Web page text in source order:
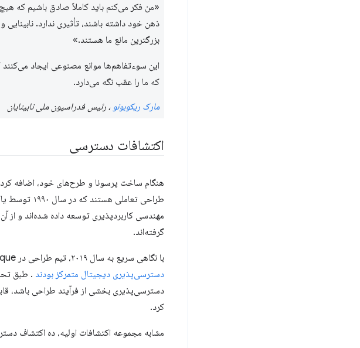
«من فکر می‌کنم باید کاملاً صادق باشیم که
ذهن خود داشته باشند، تأثیری ندارد.
بزرگترین مانع ما هستند.»
این سوءتفاهم‌ها موانع مصنوعی ایجاد
که ما را عقب نگه می‌دارد.
مارک ریکوبونو ، رئیس فدراسیون ملی نابینایان
اکتشافات دسترسی
هنگام ساخت پرسونا و طرح‌های خود، اضافه
طراحی
مهندسی کاربردپذیری توسعه داده شده‌اند و از
گرفته‌اند.
با نگاهی سریع به سال ۲۰۱۹، تیم طراحی در Deque مجموعه‌ای جدید از
دسترسی‌پذیری دیجیتال متمرکز بودند
دسترسی‌پذیری بخشی از فرآیند طراحی باشد،
کرد.
مشابه مجموعه اکتشافات اولیه، ده اکتشاف